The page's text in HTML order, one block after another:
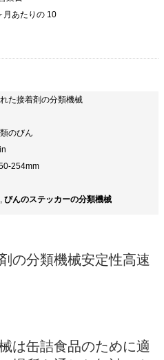
月あたりの 10
た接着剤の分類機械
のびん
254mm
, びんのステッカーの分類機械
の分類機械安定性高速
は缶詰食品のために適